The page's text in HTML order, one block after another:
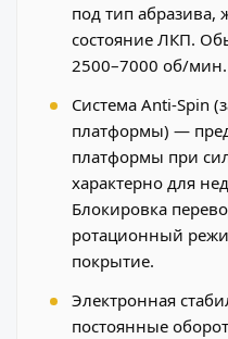
под тип абразива,
состояние ЛКП.
2500–7000 об/мин.
Система Anti-Spin
платформы) —
платформы при
характерно для
Блокировка
ротационный
покрытие.
Электронная
постоянные